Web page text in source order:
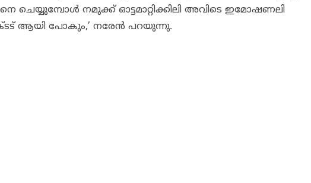
ചെയ്യുമ്പോള്‍ നമുക്ക് ഓട്ടമാറ്റിക്കിലി അവിടെ ഇമോഷണലി
ആയി പോകും,’ നരേന്‍ പറയുന്നു.